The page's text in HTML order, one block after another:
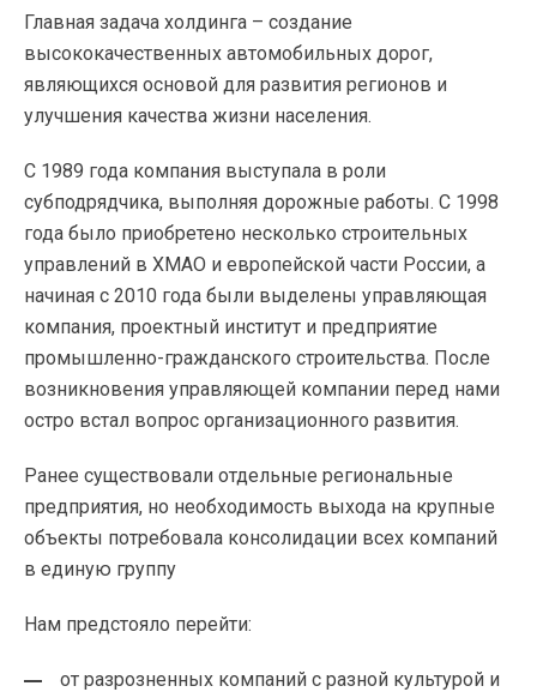
Главная задача холдинга – создание
высококачественных автомобильных дорог,
являющихся основой для развития регионов и
улучшения качества жизни населения.
С 1989 года компания выступала в роли
субподрядчика, выполняя дорожные работы. С 1998
года было приобретено несколько строительных
управлений в ХМАО и европейской части России, а
начиная с 2010 года были выделены управляющая
компания, проектный институт и предприятие
промышленно-гражданского строительства. После
возникновения управляющей компании перед нами
остро встал вопрос организационного развития.
Ранее существовали отдельные региональные
предприятия, но необходимость выхода на крупные
объекты потребовала консолидации всех компаний
в единую группу
Нам предстояло перейти:
от разрозненных компаний с разной культурой и